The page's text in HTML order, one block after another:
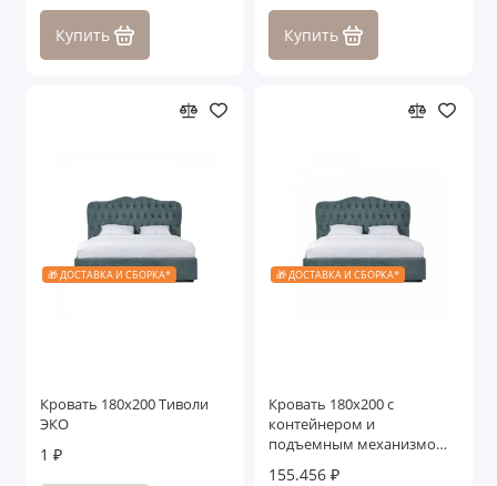
Купить Купить
🎁 ДОСТАВКА И СБОРКА*
Кровать 180x200 Тиволи
ЭКО
1 ₽
🎁 ДОСТАВКА И СБОРКА*
Кровать 180x200 с
контейнером и
подъемным механизмом
155.456 ₽